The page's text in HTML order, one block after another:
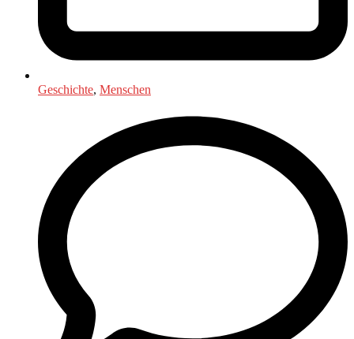
Geschichte, Menschen